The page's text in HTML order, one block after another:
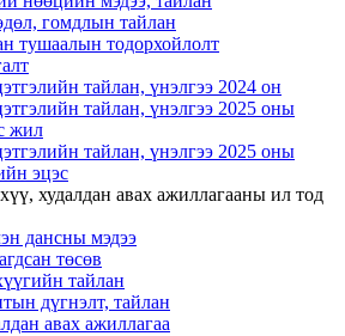
гомдлын тайлан
тушаалын тодорхойлолт
тайлан, үнэлгээ 2024 он
тайлан, үнэлгээ 2025 оны
жил
тайлан, үнэлгээ 2025 оны
эцэс
худалдан авах ажиллагааны ил тод
дансны мэдээ
төсөв
тайлан
дүгнэлт, тайлан
авах ажиллагаа